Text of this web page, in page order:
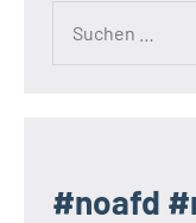
#noafd